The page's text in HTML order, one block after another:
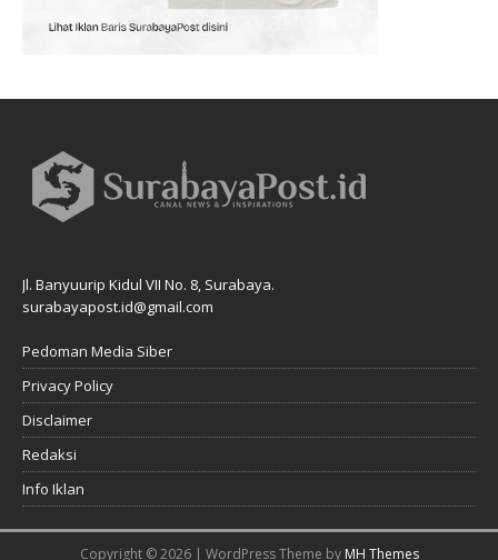
Jl. Banyuurip Kidul VII No. 8, Surabaya.
surabayapost.id@gmail.com
Pedoman Media Siber
Privacy Policy
Disclaimer
Redaksi
Info Iklan
Copyright © 2026 | WordPress Theme by MH Themes